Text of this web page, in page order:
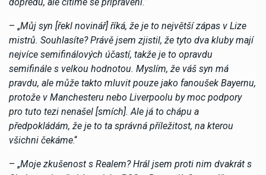
– „Můj syn [řekl novinář] říká, že je to největší zápas v Lize
mistrů. Souhlasíte? Právě jsem zjistil, že tyto dva kluby mají
nejvíce semifinálových účastí, takže je to opravdu
semifinále s velkou hodnotou. Myslím, že váš syn má
pravdu, ale může takto mluvit pouze jako fanoušek Bayernu,
protože v Manchesteru nebo Liverpoolu by moc podpory
pro tuto tezi nenašel [smích]. Ale já to chápu a
předpokládám, že je to ta správná příležitost, na kterou
všichni čekáme.“
– „Moje zkušenost s Realem? Hrál jsem proti nim dvakrát s